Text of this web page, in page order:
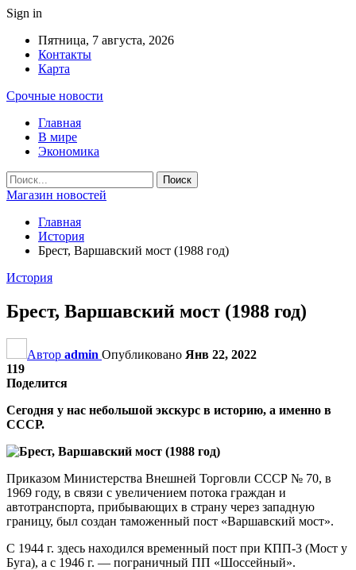
Sign in
Пятница, 7 августа, 2026
Контакты
Карта
Срочные новости
Главная
В мире
Экономика
Магазин новостей
Главная
История
Брест, Варшавский мост (1988 год)
История
Брест, Варшавский мост (1988 год)
Автор admin Опубликовано Янв 22, 2022
119
Поделится
Сегодня у нас небольшой экскурс в историю, а именно в
СССР.
Приказом Министерства Внешней Торговли СССР № 70, в
1969 году, в связи с увеличением потока граждан и
автотранспорта, прибывающих в страну через западную
границу, был создан таможенный пост «Варшавский мост».
С 1944 г. здесь находился временный пост при КПП-3 (Мост у
Буга), а с 1946 г. — пограничный ПП «Шоссейный».